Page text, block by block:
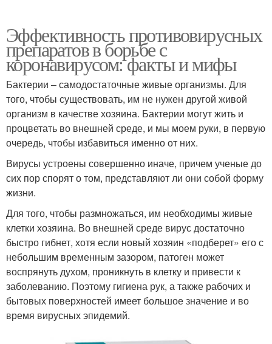
Эффективность противовирусных
препаратов в борьбе с
коронавирусом: факты и мифы
Бактерии – самодостаточные живые организмы. Для
того, чтобы существовать, им не нужен другой живой
организм в качестве хозяина. Бактерии могут жить и
процветать во внешней среде, и мы моем руки, в первую
очередь, чтобы избавиться именно от них.
Вирусы устроены совершенно иначе, причем ученые до
сих пор спорят о том, представляют ли они собой форму
жизни.
Для того, чтобы размножаться, им необходимы живые
клетки хозяина. Во внешней среде вирус достаточно
быстро гибнет, хотя если новый хозяин «подберет» его с
небольшим временным зазором, патоген может
воспрянуть духом, проникнуть в клетку и привести к
заболеванию. Поэтому гигиена рук, а также рабочих и
бытовых поверхностей имеет большое значение и во
время вирусных эпидемий.